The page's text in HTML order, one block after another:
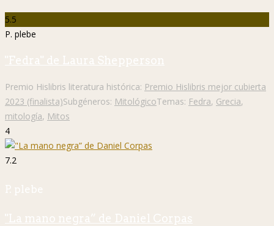
5.5
P. plebe
"Fedra" de Laura Shepperson
Premio Hislibris literatura histórica: Premio Hislibris mejor cubierta
2023 (finalista)Subgéneros: MitológicoTemas: Fedra, Grecia,
mitología, Mitos
4
7.2
P. plebe
"La mano negra” de Daniel Corpas